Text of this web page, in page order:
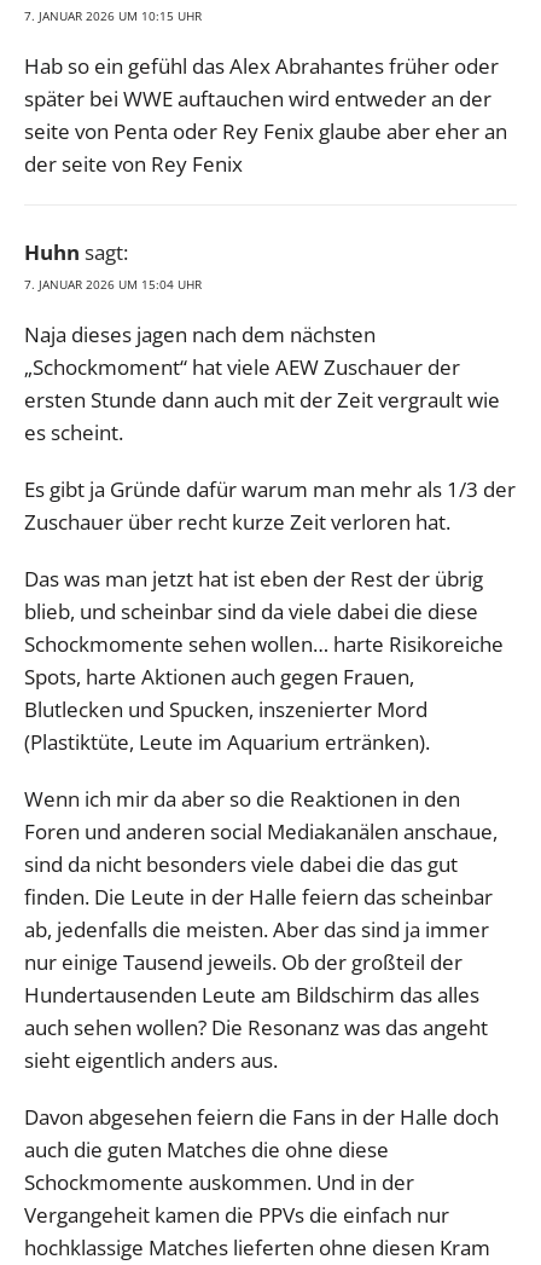
7. JANUAR 2026 UM 10:15 UHR
Hab so ein gefühl das Alex Abrahantes früher oder
später bei WWE auftauchen wird entweder an der
seite von Penta oder Rey Fenix glaube aber eher an
der seite von Rey Fenix
Huhn sagt:
7. JANUAR 2026 UM 15:04 UHR
Naja dieses jagen nach dem nächsten
„Schockmoment“ hat viele AEW Zuschauer der
ersten Stunde dann auch mit der Zeit vergrault wie
es scheint.
Es gibt ja Gründe dafür warum man mehr als 1/3 der
Zuschauer über recht kurze Zeit verloren hat.
Das was man jetzt hat ist eben der Rest der übrig
blieb, und scheinbar sind da viele dabei die diese
Schockmomente sehen wollen… harte Risikoreiche
Spots, harte Aktionen auch gegen Frauen,
Blutlecken und Spucken, inszenierter Mord
(Plastiktüte, Leute im Aquarium ertränken).
Wenn ich mir da aber so die Reaktionen in den
Foren und anderen social Mediakanälen anschaue,
sind da nicht besonders viele dabei die das gut
finden. Die Leute in der Halle feiern das scheinbar
ab, jedenfalls die meisten. Aber das sind ja immer
nur einige Tausend jeweils. Ob der großteil der
Hundertausenden Leute am Bildschirm das alles
auch sehen wollen? Die Resonanz was das angeht
sieht eigentlich anders aus.
Davon abgesehen feiern die Fans in der Halle doch
auch die guten Matches die ohne diese
Schockmomente auskommen. Und in der
Vergangeheit kamen die PPVs die einfach nur
hochklassige Matches lieferten ohne diesen Kram